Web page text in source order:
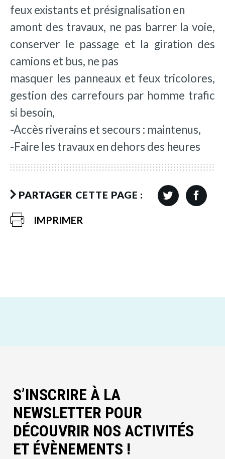
feux existants et présignalisation en
amont des travaux, ne pas barrer la voie,
conserver le passage et la giration des
camions et bus, ne pas
masquer les panneaux et feux tricolores,
gestion des carrefours par homme trafic
si besoin,
-Accès riverains et secours : maintenus,
-Faire les travaux en dehors des heures
PARTAGER CETTE PAGE :
IMPRIMER
S’INSCRIRE À LA
NEWSLETTER POUR
DÉCOUVRIR NOS ACTIVITÉS
ET ÉVÈNEMENTS !